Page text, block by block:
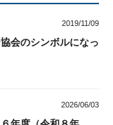
2019/11/09
会のシンボルになっ
2026/06/03